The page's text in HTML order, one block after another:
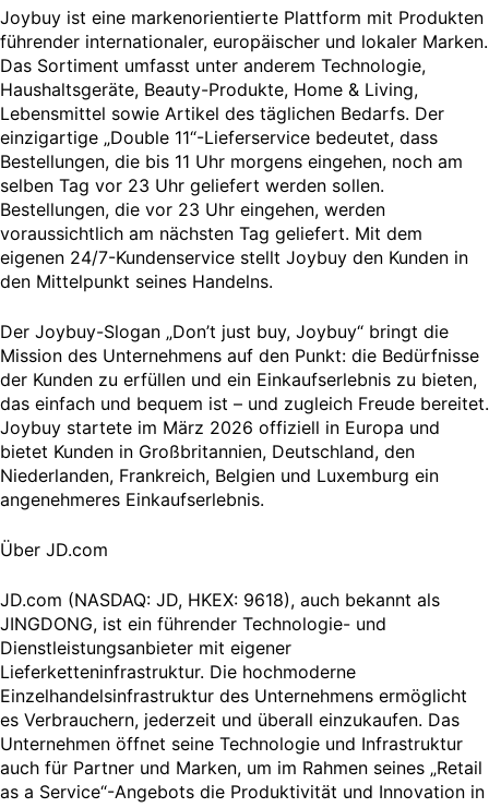
Joybuy ist eine markenorientierte Plattform mit Produkten
führender internationaler, europäischer und lokaler Marken.
Das Sortiment umfasst unter anderem Technologie,
Haushaltsgeräte, Beauty-Produkte, Home & Living,
Lebensmittel sowie Artikel des täglichen Bedarfs. Der
einzigartige „Double 11“-Lieferservice bedeutet, dass
Bestellungen, die bis 11 Uhr morgens eingehen, noch am
selben Tag vor 23 Uhr geliefert werden sollen.
Bestellungen, die vor 23 Uhr eingehen, werden
voraussichtlich am nächsten Tag geliefert. Mit dem
eigenen 24/7-Kundenservice stellt Joybuy den Kunden in
den Mittelpunkt seines Handelns.
Der Joybuy-Slogan „Don’t just buy, Joybuy“ bringt die
Mission des Unternehmens auf den Punkt: die Bedürfnisse
der Kunden zu erfüllen und ein Einkaufserlebnis zu bieten,
das einfach und bequem ist – und zugleich Freude bereitet.
Joybuy startete im März 2026 offiziell in Europa und
bietet Kunden in Großbritannien, Deutschland, den
Niederlanden, Frankreich, Belgien und Luxemburg ein
angenehmeres Einkaufserlebnis.
Über JD.com
JD.com (NASDAQ: JD, HKEX: 9618), auch bekannt als
JINGDONG, ist ein führender Technologie- und
Dienstleistungsanbieter mit eigener
Lieferketteninfrastruktur. Die hochmoderne
Einzelhandelsinfrastruktur des Unternehmens ermöglicht
es Verbrauchern, jederzeit und überall einzukaufen. Das
Unternehmen öffnet seine Technologie und Infrastruktur
auch für Partner und Marken, um im Rahmen seines „Retail
as a Service“-Angebots die Produktivität und Innovation in